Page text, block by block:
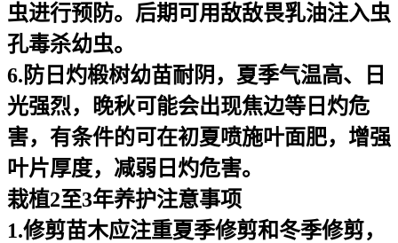
虫进行预防。后期可用敌敌畏乳油注入虫
孔毒杀幼虫。
6.防日灼椴树幼苗耐阴，夏季气温高、日
光强烈，晚秋可能会出现焦边等日灼危
害，有条件的可在初夏喷施叶面肥，增强
叶片厚度，减弱日灼危害。
栽植2至3年养护注意事项
1.修剪苗木应注重夏季修剪和冬季修剪，